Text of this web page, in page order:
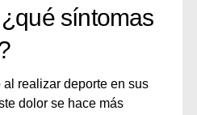
síntomas
realizar deporte en sus
dolor se hace más